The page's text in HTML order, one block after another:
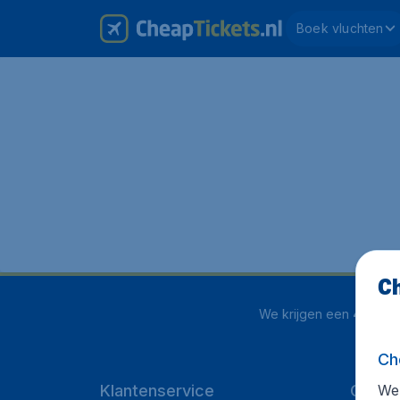
Boek vluchten
We krijgen een 4 uit 5
Klantenservice